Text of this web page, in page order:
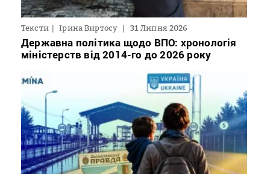
Тексти Ірина Виртосу 31 Липня 2026
Державна політика щодо ВПО: хронологія
міністерств від 2014-го до 2026 року